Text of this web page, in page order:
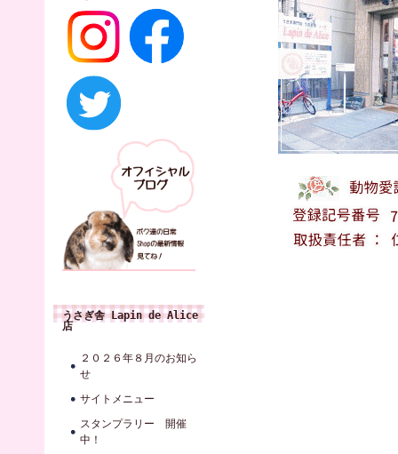
うさぎ舎 Lapin de Alice
店
２０２６年８月のお知ら
せ
サイトメニュー
スタンプラリー 開催
中！